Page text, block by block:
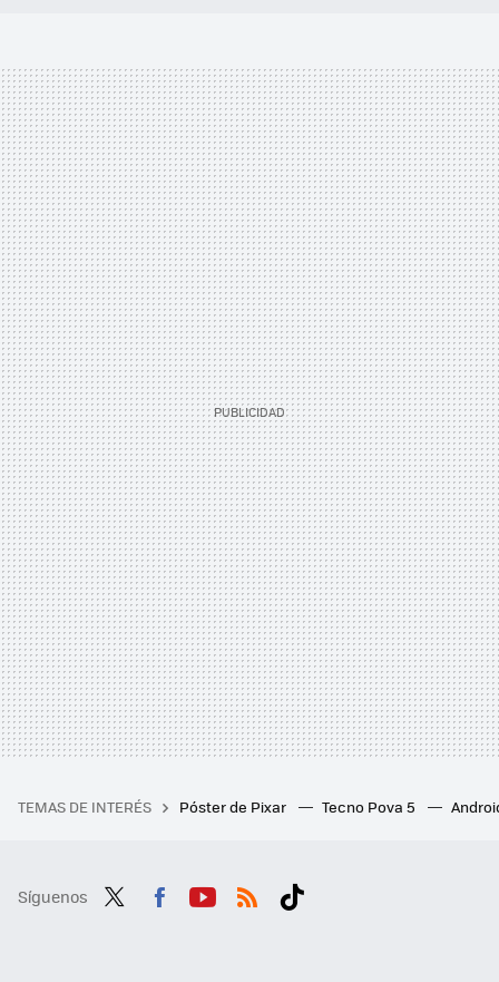
TEMAS DE INTERÉS Póster de Pixar Tecno Pova 5
Síguenos